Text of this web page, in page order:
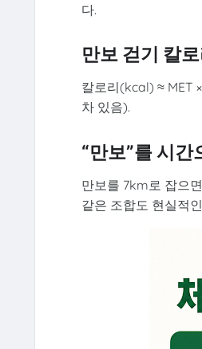
다.
만보 걷기 칼
칼로리(kcal) ≈ MET
차 있음).
“만보”를 시
만보를 7km로 잡으
같은 조합도 현실적